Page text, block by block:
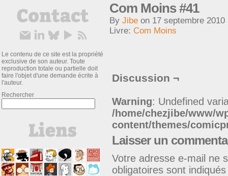
Le contenu de ce site est la propriété
exclusive de son auteur. Toute
reproduction totale ou partielle doit
faire l'objet d'une demande écrite à
l'auteur.
Rechercher
Com Moins #41
By Jibe on 17 septembre 2010
Livre: Com Moins
Discussion ¬
Warning: Undefined
/home/chezjibe/www/
content/themes/
Laisser un
Votre adresse e-mail ne
obligatoires sont